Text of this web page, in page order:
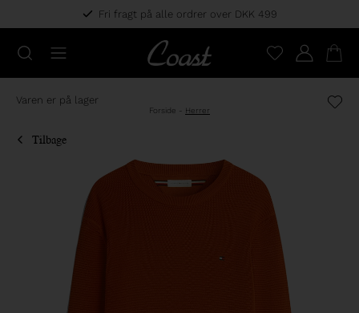
Fri fragt på alle ordrer over DKK 499
Varen er på lager
Forside - Herrer
Tilbage